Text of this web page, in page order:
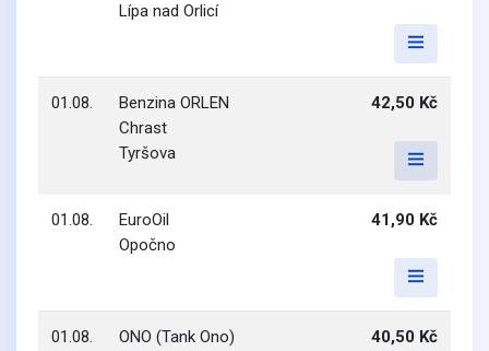
Lípa nad Orlicí
01.08.
Benzina ORLEN
Chrast
Tyršova
42,50 Kč
01.08.
EuroOil
Opočno
41,90 Kč
01.08.
ONO (Tank Ono)
40,50 Kč